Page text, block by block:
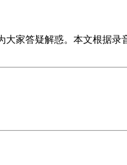
大家答疑解惑。本文根据录